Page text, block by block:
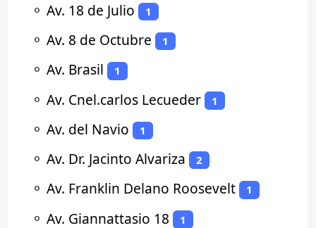
⚬ Av. 18 de Julio 1
⚬ Av. 8 de Octubre 1
⚬ Av. Brasil 1
⚬ Av. Cnel.carlos Lecueder 1
⚬ Av. del Navio 1
⚬ Av. Dr. Jacinto Alvariza 2
⚬ Av. Franklin Delano Roosevelt 1
⚬ Av. Giannattasio 18 1